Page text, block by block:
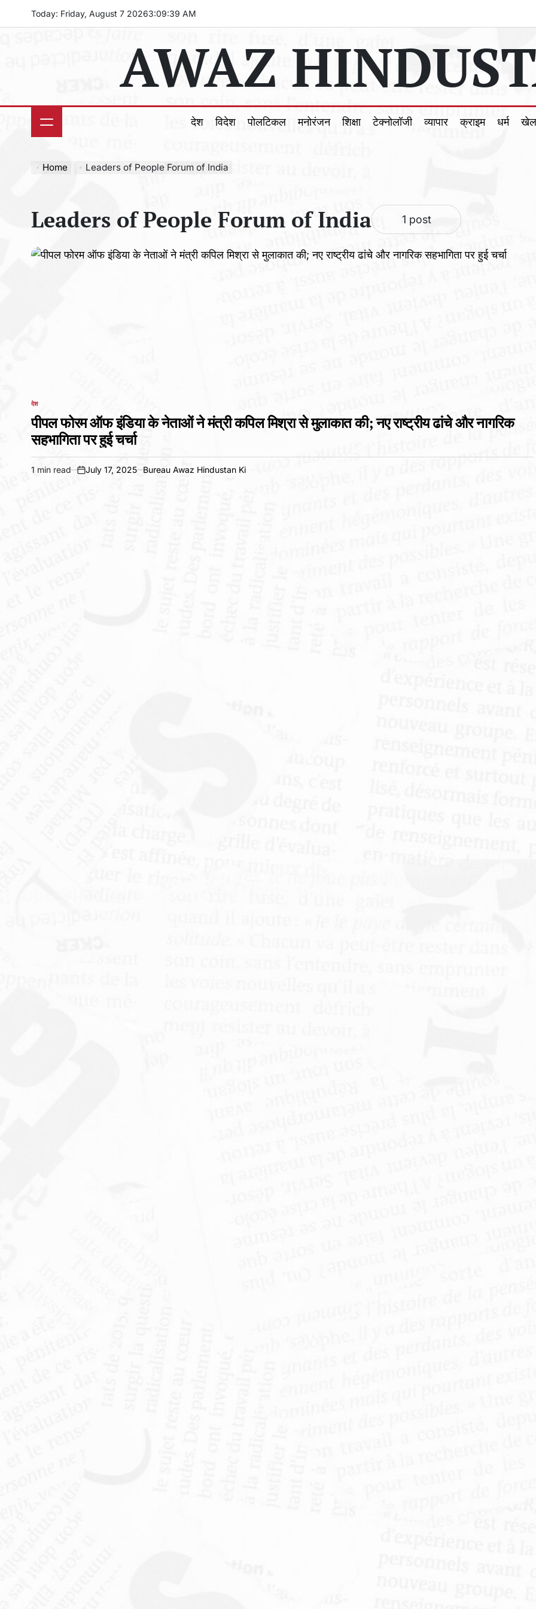
Today: Friday, August 7 20263:09:41 AM
AWAZ
देश विदेश पोलटिकल मनोरंजन शिक्षा टेक्नोलॉजी व्यापार क्राइम धर्म खेल
Home Leaders of People Forum of India
Leaders of People Forum of India 1 post
POSTED
IN
देश
पीपल फोरम ऑफ इंडिया के नेताओं ने मंत्री कपिल मिश्रा से मुलाकात की; नए राष्ट्रीय ढांचे और नागरिक
सहभागिता पर हुई चर्चा
Estimated
1 min read
on
July 17, 2025 Bureau Awaz Hindustan Ki